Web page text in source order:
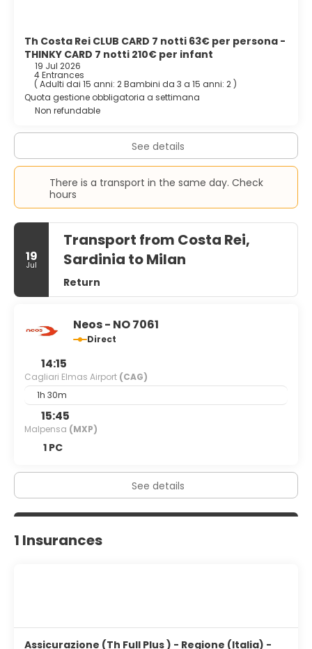
Th Costa Rei CLUB CARD 7 notti 63€ per persona -
THINKY CARD 7 notti 210€ per infant
19 Jul 2026
4 Entrances
(Adulti dai 15 anni: 2Bambini da 3 a 15 anni: 2 )
Quota gestione obbligatoria a settimana
Non refundable
See details
There is a transport in the same day. Check
hours
19
Jul
Transport from Costa Rei,
Sardinia to Milan
Return
Neos - NO 7061
Direct
14:15
Cagliari Elmas Airport (CAG)
1h 30m
15:45
Malpensa (MXP)
1 PC
See details
1 Insurances
Assicurazione (Th Full Plus ) - Regione (Italia) -